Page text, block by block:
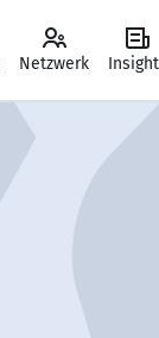
Netzwerk